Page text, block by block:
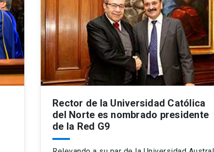
Rector de la Universidad Católica
del Norte es nombrado presidente
de la Red G9